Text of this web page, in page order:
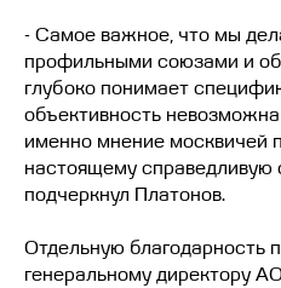
- Самое важное, что мы
профильными союзами и
глубоко понимает
объективность
именно мнение москвичей
настоящему справедливую
подчеркнул Платонов.
Отдельную благодарность
генеральному директору